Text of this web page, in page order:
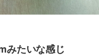
みたいな感じ